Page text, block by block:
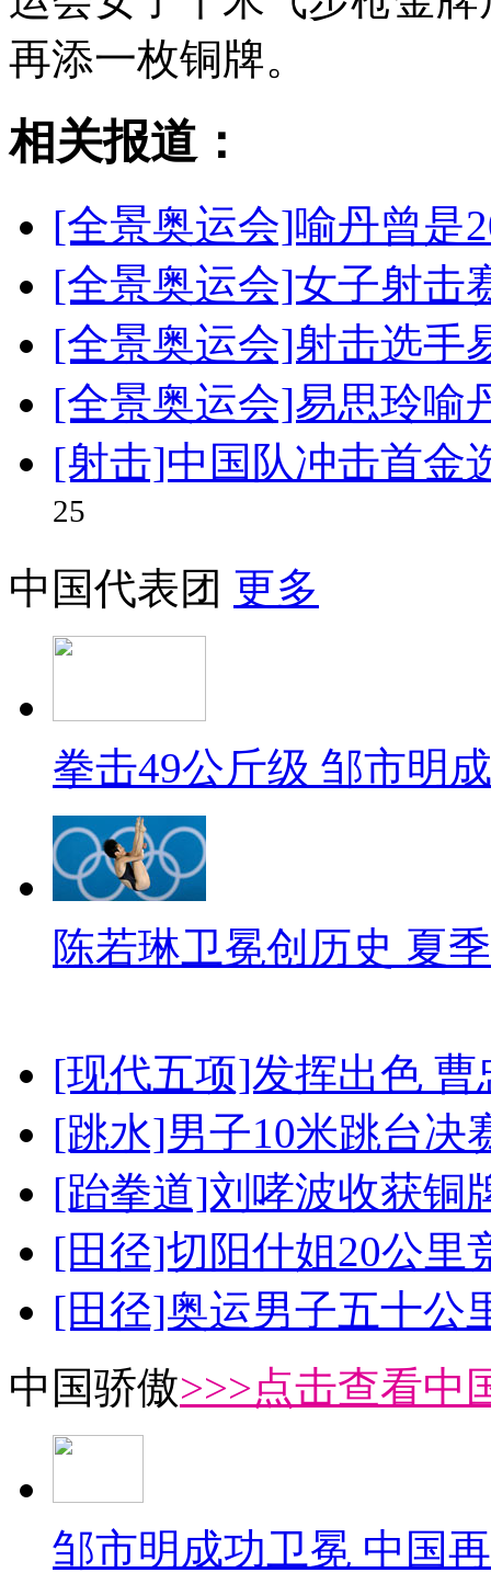
再添一枚铜牌。
相关报道：
[全景奥运会]喻丹曾是
[全景奥运会]女子射击
[全景奥运会]射击选手
[全景奥运会]易思玲喻
[射击]中国队冲击首金
25
中国代表团 更多
拳击49公斤级 邹市明
陈若琳卫冕创历史 夏
[现代五项]发挥出色
[跳水]男子10米跳台决
[跆拳道]刘哮波收获铜
[田径]切阳什姐20公里
[田径]奥运男子五十公
中国骄傲>>>点击查看中
邹市明成功卫冕 中国